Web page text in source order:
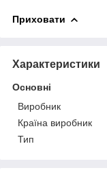
Приховати
Характеристики
Основні
Виробник
Країна виробник
Тип